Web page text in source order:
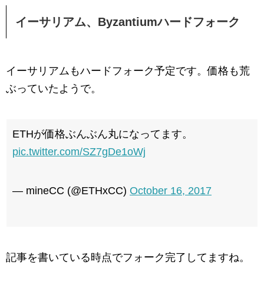
イーサリアム、Byzantiumハードフォーク
イーサリアムもハードフォーク予定です。価格も荒
ぶっていたようで。
ETHが価格ぶんぶん丸になってます。
pic.twitter.com/SZ7gDe1oWj
— mineCC (@ETHxCC) October 16, 2017
記事を書いている時点でフォーク完了してますね。